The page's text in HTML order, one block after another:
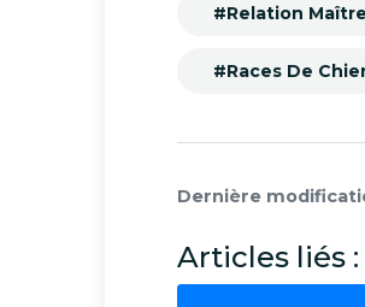
#Relation
#Races De
Dernière
Articles liés :